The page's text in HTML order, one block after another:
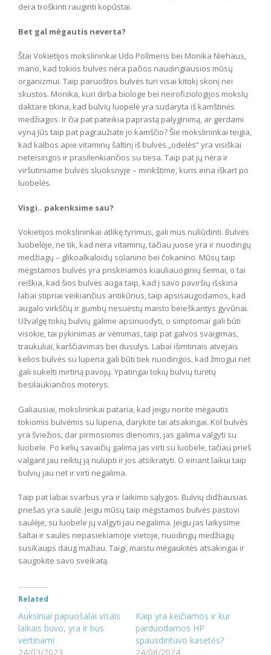
dera troškinti rauginti kopūstai.
Bet gal mėgautis neverta?
Štai Vokietijos mokslininkai Udo Pollmeris bei Monika Niehaus,
mano, kad tokios bulvės nėra pačios naudingiausios mūsų
organizmui. Taip paruoštos bulvės turi visai kitokį skonį nei
skustos. Monika, kuri dirba biologe bei neirofiziologijos mokslų
daktare tikina, kad bulvių luopelė yra sudaryta iš kamštinės
medžiagos. Ir čia pat pateikia paprastą palyginimą, ar gerdami
vyną Jūs taip pat pagraužiate jo kamščio? Šie mokslininkai teigia,
kad kalbos apie vitaminų šaltinį iš bulvės „odelės“ yra visiškai
neteisingos ir prasilenkiančios su tiesa. Taip pat jų nėra ir
viršutiniame bulvės sluoksnyje – minkštime, kuris eina iškart po
luobelės.
Visgi.. pakenksime sau?
Vokietijos mokslininkai atlikę tyrimus, gali mus nuliūdinti. Bulvės
luobelėje, ne tik, kad nėra vitaminų, tačiau juose yra ir nuodingų
medžiagų – glikoalkaloidų solanino bei čokanino. Mūsų taip
mėgstamos bulvės yra priskiriamos kiauliauoginių šeimai, o tai
reiškia, kad šios bulvės auga taip, kad į savo paviršių išskiria
labai stipriai veikiančius antikūnus, taip apsisaugodamos, kad
augalo virkščių ir gumbų nesuėstų maisto beieškantys gyvūnai.
Užvalgę tokių bulvių galime apsinuodyti, o simptomai gali būti
visokie, tai pykinimas ar vėmimas, taip pat galvos svaigimas,
traukuliai, karščiavimas bei dusulys. Labai išimtinais atvejais
kelios bulvės su lupena gali būti tiek nuodingos, kad žmogui net
gali sukelti mirtiną pavojų. Ypatingai tokių bulvių turėtų
besilaukiančios moterys.
Galiausiai, mokslininkai pataria, kad jeigu norite mėgautis
tokiomis bulvėmis su lupena, darykite tai atsakingai. Kol bulvės
yra šviežios, dar pirmosiomis dienomis, jas galima valgyti su
luobele. Po kelių savaičių galima jas virti su luobele, tačiau prieš
valgant jau reiktų ją nulupti ir jos atsikratyti. O einant laikui taip
bulvių jau net ir virti negalima.
Taip pat labai svarbus yra ir laikimo sąlygos. Bulvių didžiausias
priešas yra saulė. Jeigu mūsų taip mėgstamos bulvės pastovi
saulėje, su luobele jų valgyti jau negalima. Jeigu jas laikysime
šaltai ir saulės nepasiekiamoje vietoje, nuodingų medžiagų
susikaups daug mažiau. Taigi, maistu mėgaukitės atsakingai ir
saugokite savo sveikatą.
Related
Auksiniai papuošalai visais
laikais buvo, yra ir bus
vertinami
24/03/2023
Kaip yra keičiamos ir kur
parduodamos HP
spausdintuvo kasetės?
24/08/2024